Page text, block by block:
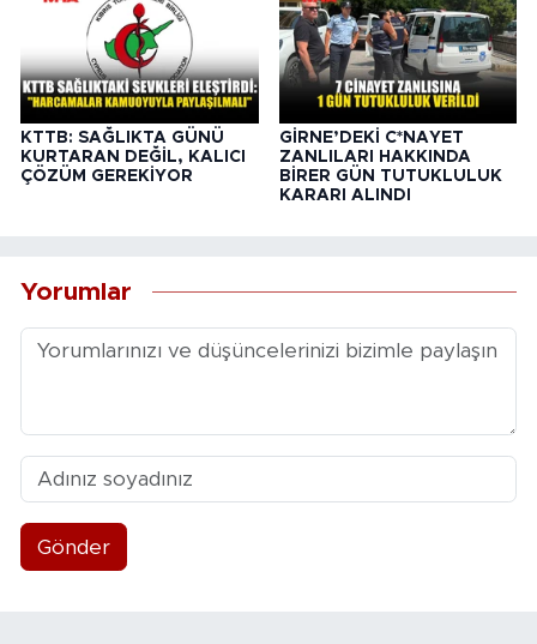
KTTB: SAĞLIKTA GÜNÜ
KURTARAN DEĞİL, KALICI
ÇÖZÜM GEREKİYOR
GİRNE’DEKİ C*NAYET
ZANLILARI HAKKINDA
BİRER GÜN TUTUKLULUK
KARARI ALINDI
Yorumlar
Gönder